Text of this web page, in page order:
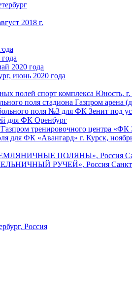
2018 г.
2020 года
июнь 2020 года
полей спорт комплекса Юность,
поля стадиона Газпром арена
поля №3 для ФК Зенит под
для ФК Оренбург
тренировочного центра «ФК
для ФК «Авангард» г. Курск,
ПОЛЯНЫ», Россия
РУЧЕЙ», Россия
Россия